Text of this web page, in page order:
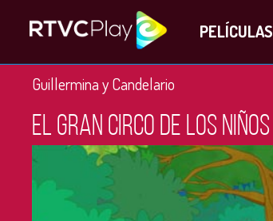
PELÍCULAS
Guillermina y Candelario
El gran circo de los niños